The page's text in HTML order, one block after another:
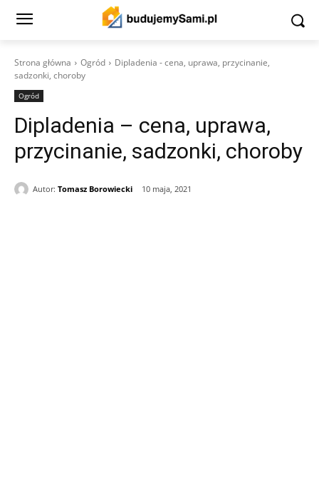
Strona główna Ogród
Dipladenia - cena, uprawa, przycinanie,
sadzonki, choroby
Ogród
Dipladenia – cena, uprawa,
przycinanie, sadzonki, choroby
Autor: Tomasz Borowiecki 10 maja, 2021